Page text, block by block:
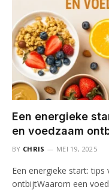
Een energieke
en voedzaam
BY CHRIS MEI 19, 2025
Een energieke start:
ontbijtWaarom een